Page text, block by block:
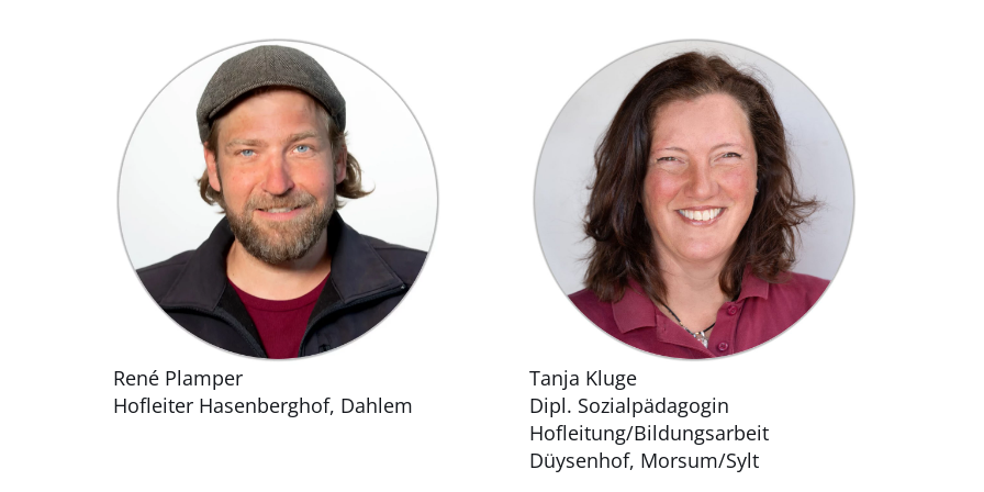
René Plamper
Hofleiter Hasenberghof, Dahlem
Tanja Kluge
Dipl. Sozialpädagogin
Hofleitung/Bildungsarbeit
Düysenhof, Morsum/Sylt